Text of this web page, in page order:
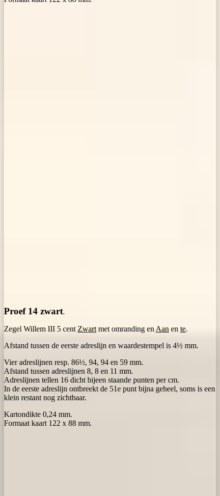
Proef 14 zwart.
Zegel Willem III 5 cent Zwart met omranding en Aan en te.
Afstand tussen de eerste adreslijn en waardestempel is 4½ mm.
Vier adreslijnen resp. 86½, 94, 94 en 59 mm.
Afstand tussen adreslijnen 8, 8 en 11 mm.
Adreslijnen tellen 16 dicht bijeen staande punten per cm.
In de eerste adreslijn ontbreekt de 51e punt bijna geheel, soms is een
klein restant nog zichtbaar.
Kartondikte 0,24 mm.
Formaat kaart 122 x 88 mm.